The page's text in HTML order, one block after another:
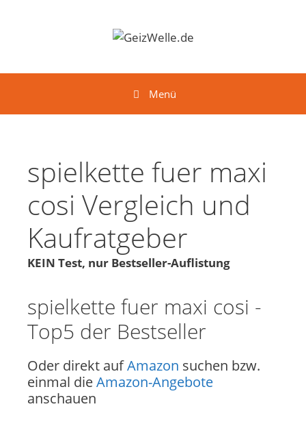
Menü
spielkette fuer maxi
cosi Vergleich und
Kaufratgeber
KEIN Test, nur Bestseller-Auflistung
spielkette fuer maxi cosi -
Top5 der Bestseller
Oder direkt aufAmazon suchen bzw.
einmal dieAmazon-Angebote
anschauen